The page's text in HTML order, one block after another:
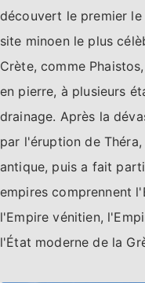
découvert le premier
site minoen le plus
Crète, comme
en pierre, à plusieurs
drainage. Après la
par l'éruption de
antique, puis a fait
empires comprennent
l'Empire vénitien,
l'État moderne de la